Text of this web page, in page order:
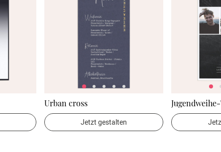
Urban cross
Jetzt gestalten